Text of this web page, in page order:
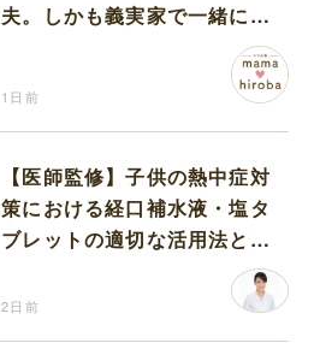
夫。しかも義実家で一緒に暮
らすことになり困惑する妻
1日前
【医師監修】子供の熱中症対
策における経口補水液・塩タ
ブレットの適切な活用法と水
2日前